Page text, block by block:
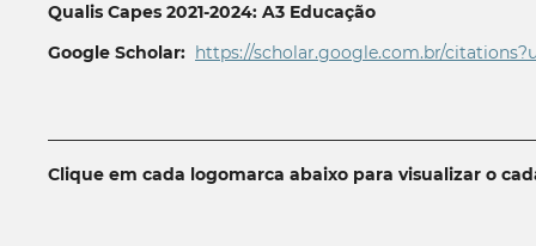
Qualis Capes 2021-2024: A3 Educação
Google Scholar: https://scholar.google.com.br/
Clique em cada logomarca abaixo para visualizar o